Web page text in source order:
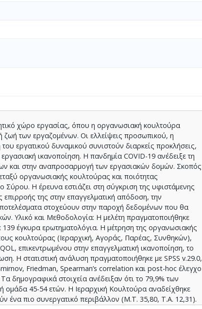
χώρο εργασίας, όπου η οργανωσιακή κουλτούρα
ζωή των εργαζομένων. Οι ελλείψεις προσωπικού, η
εργατικού δυναμικού συνιστούν διαρκείς προκλήσεις,
ικανοποίηση. Η πανδημία COVID-19 ανέδειξε τη
και στην αναπροσαρμογή των εργασιακών δομών. Σκοπός
οργανωσιακής κουλτούρας και ποιότητας
Η έρευνα εστιάζει στη σύγκριση της υφιστάμενης
της στην επαγγελματική απόδοση, την
στοχεύουν στην παροχή δεδομένων που θα
Υλικό και Μεθοδολογία: Η μελέτη πραγματοποιήθηκε
έγκυρα ερωτηματολόγια. Η μέτρηση της οργανωσιακής
κουλτούρας (Ιεραρχική, Αγοράς, Παρέας, Συνθηκών),
επικεντρωμένου στην επαγγελματική ικανοποίηση, το
Η στατιστική ανάλυση πραγματοποιήθηκε με SPSS v.29.0,
Friedman, Spearman’s correlation και post-hoc έλεγχο
δημογραφικά στοιχεία ανέδειξαν ότι το 79,9% των
ομάδα 45-54 ετών. Η Ιεραρχική Κουλτούρα αναδείχθηκε
ένα πιο συνεργατικό περιβάλλον (Μ.Τ. 35,80, Τ.Α. 12,31).